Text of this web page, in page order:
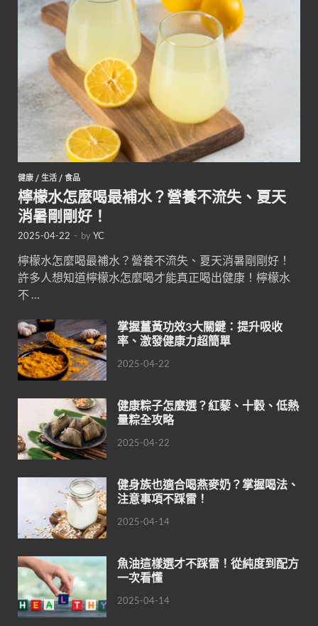
健康 / 生活 / 食品
檸檬水怎麼喝最補水？營養不流失、夏天
消暑剛剛好！
2025-04-22 - byYC
檸檬水怎麼喝最補水？營養不流失、夏天消暑剛剛好！
許多人想知道檸檬水怎麼喝才能真正喝出健康！檸檬水
不 …
掌握薑黃功效3大關鍵：提升吸收
率、激發健康力超簡單
2025-04-22
健康粽子怎麼選？紅藜、十穀、低熱
量粽全攻略
2025-04-22
健身族也適合喝燕麥奶？掌握喝法、
注意事項不踩雷！
2025-04-14
魚油這樣選才不踩雷！從純度到配方
一次看懂
2025-04-14